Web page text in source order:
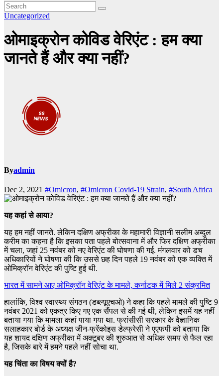
Uncategorized
ओमाइक्रोन कोविड वेरिएंट : हम क्या
जानते हैं और क्या नहीं?
Byadmin
Dec 2, 2021 #Omicron, #Omicron Covid-19 Strain, #South Africa
यह कहां से आया?
यह हम नहीं जानते. लेकिन दक्षिण अफ्रीका के महामारी विज्ञानी सलीम अब्दुल
करीम का कहना है कि इसका पता पहले बोत्सवाना में और फिर दक्षिण अफ्रीका
में चला, जहां 25 नवंबर को नए वेरिएंट की घोषणा की गई. मंगलवार को डच
अधिकारियों ने घोषणा की कि उससे छह दिन पहले 19 नवंबर को एक व्यक्ति में
ओमिक्रॉन वेरिएंट की पुष्टि हुई थी.
भारत में सामने आए ओमिक्रॉन वेरिएंट के मामले, कर्नाटक में मिले 2 संक्रमित
हालांकि, विश्व स्वास्थ्य संगठन (डब्ल्यूएचओ) ने कहा कि पहले मामले की पुष्टि 9
नवंबर 2021 को एकत्र किए गए एक सैंपल से की गई थी, लेकिन इसमें यह नहीं
बताया गया कि मामला कहां पाया गया था. फ्रांसीसी सरकार के वैज्ञानिक
सलाहकार बोर्ड के अध्यक्ष जीन-फ्रेंकोइस डेल्फ्रेसी ने एएफपी को बताया कि
यह शायद दक्षिण अफ्रीका में अक्टूबर की शुरुआत से अधिक समय से फैल रहा
है, जिसके बारे में हमने पहले नहीं सोचा था.
यह चिंता का विषय क्यों है?